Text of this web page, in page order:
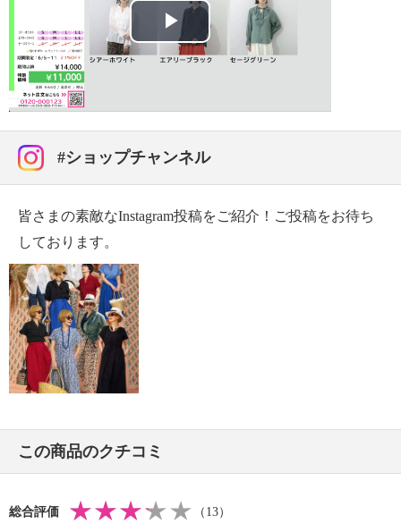
・ウエットクリーニング：可
【メンテナンス（ケアラベル）】
・単品洗い
・水や汗などによる色落ち、色移り注意
・摩擦による色落ち、色移り注意
・過度な力をかけない
【原産国（地）】
Play
#ショップチャンネル
皆さまの素敵なInstagram投稿をご紹介！ご投稿をお待ち
しております。
この商品のクチコミ
総合評価 （13）